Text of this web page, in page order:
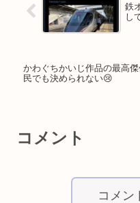
鉄
し
かわぐちかいじ作品の最高
民でも決められない😢
コメント
コメン